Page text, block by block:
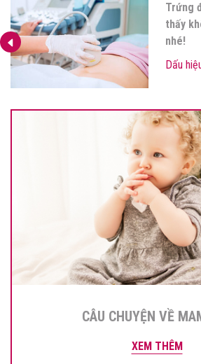
Trứng
thấy
nhé!
Dấu
CÂU CHUYỆN VỀ
XEM THÊM